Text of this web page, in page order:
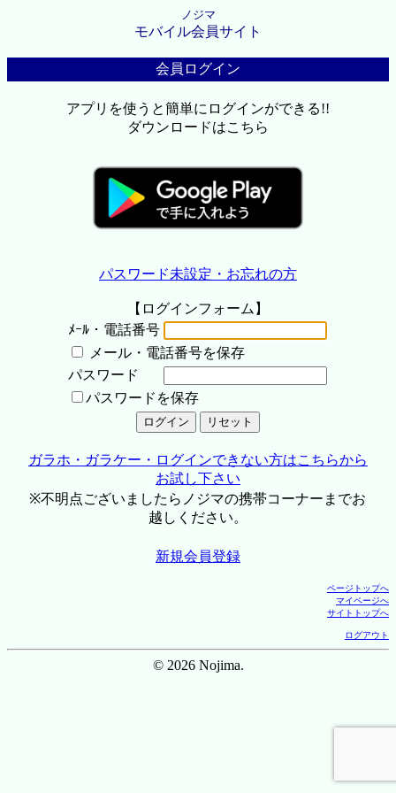
ノジマ
モバイル会員サイト
会員ログイン
アプリを使うと簡単にログインができる!!
ダウンロードはこちら
パスワード未設定・お忘れの方
【ログインフォーム】
ﾒｰﾙ・電話番号
メール・電話番号を保存
パスワード
パスワードを保存
ガラホ・ガラケー・ログインできない方はこちらから
お試し下さい
※不明点ございましたらノジマの携帯コーナーまでお
越しください。
新規会員登録
ページトップへ
マイページへ
サイトトップへ
ログアウト
© 2026 Nojima.